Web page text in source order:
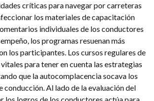
críticas para navegar por carreteras
los materiales de capacitación
individuales de los conductores
los programas resuenan más
los participantes. Los cursos regulares de
para tener en cuenta las estrategias
que la autocomplacencia socava los
conducción. Al lado de la evaluación del